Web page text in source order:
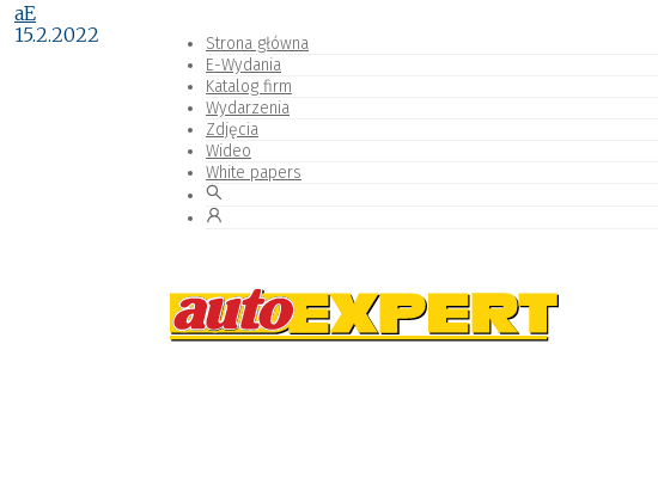
Strona główna
E-Wydania
Katalog firm
Wydarzenia
Zdjęcia
Wideo
White papers
aE
15.2.2022